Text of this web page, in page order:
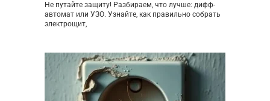
Не путайте защиту! Разбираем, что лучше: дифф-
автомат или УЗО. Узнайте, как правильно собрать
электрощит,